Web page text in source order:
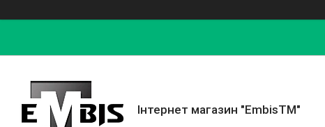
Інтернет магазин "EmbisTM"